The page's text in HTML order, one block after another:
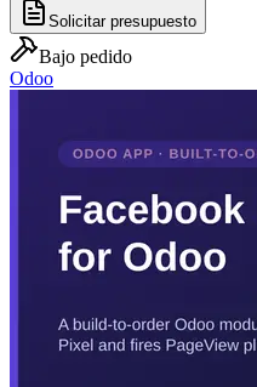
Solicitar presupuesto
Bajo pedido
Odoo